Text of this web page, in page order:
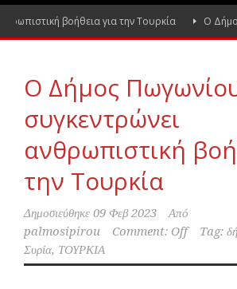
βοήθεια για την Τουρκία Ο Δήμος
Ο Δήμος
συγκεντρώνει
ανθρωπιστική
την Τουρκία
Δημοσιεύθηκε 09 Φεβ 2023
Από
palmosipirou
Comment: Off Tag:
Συρία, ΤΟΥΡΚΙΑ